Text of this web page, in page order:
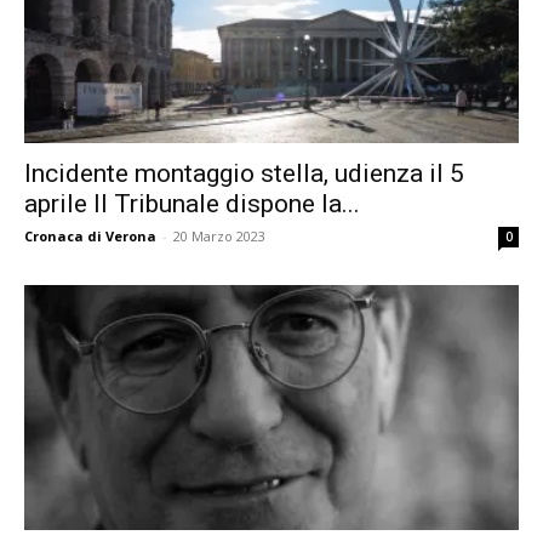
Incidente montaggio stella, udienza il 5
aprile Il Tribunale dispone la...
Cronaca di Verona - 20 Marzo 2023 0